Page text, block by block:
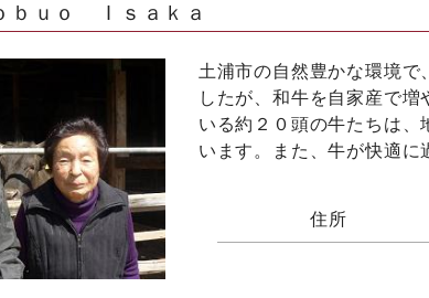
ｕｏ Ｉｓａｋａ
土浦市の自然豊かな環境で
したが、和牛を自家産で
いる約２０頭の牛たちは、
います。また、牛が快適に
住所